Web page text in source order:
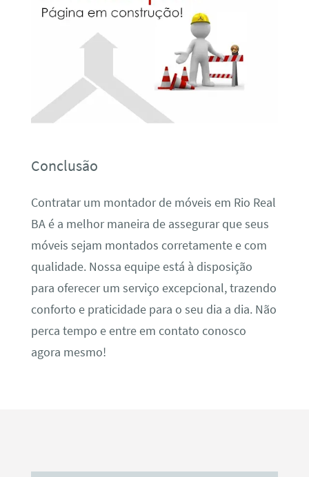
Conclusão
Contratar um montador de móveis em Rio Real
BA é a melhor maneira de assegurar que seus
móveis sejam montados corretamente e com
qualidade. Nossa equipe está à disposição
para oferecer um serviço excepcional, trazendo
conforto e praticidade para o seu dia a dia. Não
perca tempo e entre em contato conosco
agora mesmo!